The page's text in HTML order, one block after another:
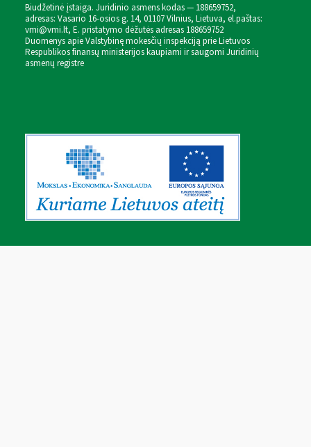
Biudžetinė įstaiga. Juridinio asmens kodas — 188659752,
adresas: Vasario 16-osios g. 14, 01107 Vilnius, Lietuva, el.paštas:
vmi@vmi.lt, E. pristatymo dėžutės adresas 188659752
Duomenys apie Valstybinę mokesčių inspekciją prie Lietuvos
Respublikos finansų ministerijos kaupiami ir saugomi Juridinių
asmenų registre